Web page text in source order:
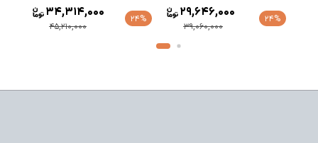
24%
47,950,000
36,394,000
24%
39,060,000
29,646,000